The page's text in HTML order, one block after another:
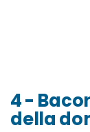
4 -
della